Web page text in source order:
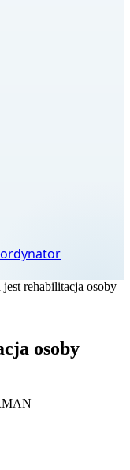
rehabilitacja osoby
osoby